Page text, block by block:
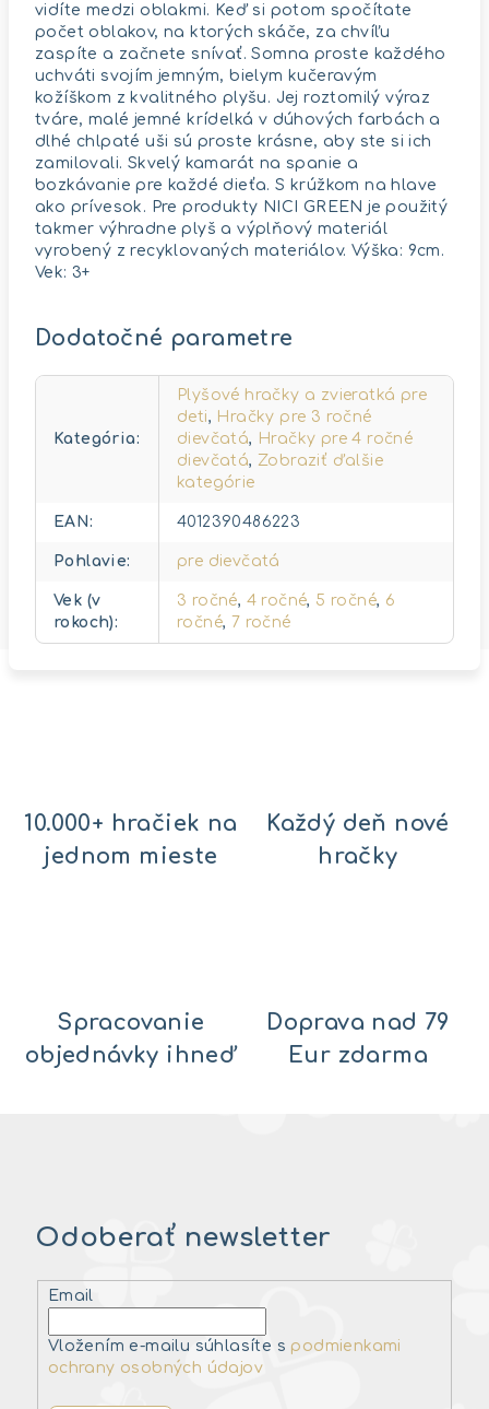
vidíte medzi oblakmi. Keď si potom spočítate
počet oblakov, na ktorých skáče, za chvíľu
zaspíte a začnete snívať. Somna proste každého
uchváti svojím jemným, bielym kučeravým
kožíškom z kvalitného plyšu. Jej roztomilý výraz
tváre, malé jemné krídelká v dúhových farbách a
dlhé chlpaté uši sú proste krásne, aby ste si ich
zamilovali. Skvelý kamarát na spanie a
bozkávanie pre každé dieťa. S krúžkom na hlave
ako prívesok. Pre produkty NICI GREEN je použitý
takmer výhradne plyš a výplňový materiál
vyrobený z recyklovaných materiálov. Výška: 9cm.
Vek: 3+
Dodatočné parametre
Kategória:
Plyšové hračky a zvieratká pre
deti, Hračky pre 3 ročné
dievčatá, Hračky pre 4 ročné
dievčatá, Zobraziť ďalšie
kategórie
EAN: 4012390486223
Pohlavie: pre dievčatá
Vek (v
rokoch):
3 ročné, 4 ročné, 5 ročné, 6
ročné, 7 ročné
10.000+ hračiek na
jednom mieste
Každý deň nové
hračky
Spracovanie
objednávky ihneď
Doprava nad 79
Eur zdarma
Odoberať newsletter
Email
Vložením e-mailu súhlasíte s podmienkami
ochrany osobných údajov